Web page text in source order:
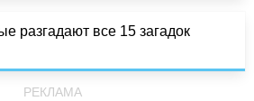
разгадают все 15 загадок
РЕКЛАМА